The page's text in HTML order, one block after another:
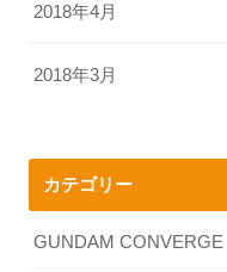
2018年4月
2018年3月
カテゴリー
GUNDAM CONVERGE